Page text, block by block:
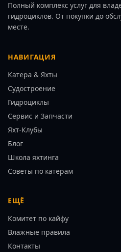
Полный комплекс услуг для
гидроциклов. От покупки до
месте.
НАВИГАЦИЯ
Катера & Яхты
Судостроение
Гидроциклы
Сервис и Запчасти
Яхт-Клубы
Блог
Школа яхтинга
Советы по катерам
ЕЩЁ
Комитет по кайфу
Влажные правила
Контакты